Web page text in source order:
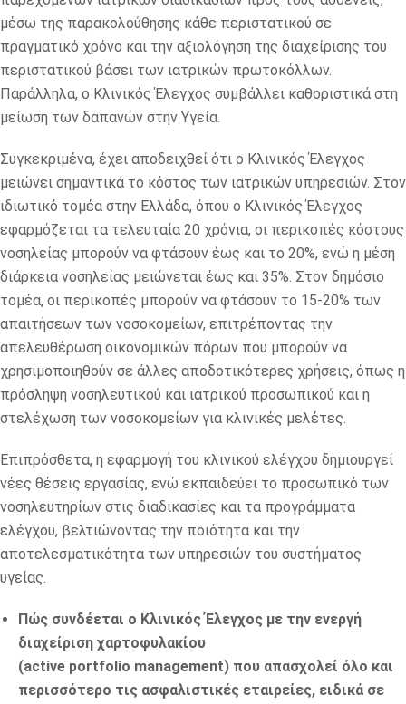
μέσω της παρακολούθησης κάθε περιστατικού σε
πραγματικό χρόνο και την αξιολόγηση της διαχείρισης του
περιστατικού βάσει των ιατρικών πρωτοκόλλων.
Παράλληλα, ο Κλινικός Έλεγχος συμβάλλει καθοριστικά στη
μείωση των δαπανών στην Υγεία.
Συγκεκριμένα, έχει αποδειχθεί ότι ο Κλινικός Έλεγχος
μειώνει σημαντικά το κόστος των ιατρικών υπηρεσιών. Στον
ιδιωτικό τομέα στην Ελλάδα, όπου ο Κλινικός Έλεγχος
εφαρμόζεται τα τελευταία 20 χρόνια, οι περικοπές κόστους
νοσηλείας μπορούν να φτάσουν έως και το 20%, ενώ η μέση
διάρκεια νοσηλείας μειώνεται έως και 35%. Στον δημόσιο
τομέα, οι περικοπές μπορούν να φτάσουν το 15-20% των
απαιτήσεων των νοσοκομείων, επιτρέποντας την
απελευθέρωση οικονομικών πόρων που μπορούν να
χρησιμοποιηθούν σε άλλες αποδοτικότερες χρήσεις, όπως η
πρόσληψη νοσηλευτικού και ιατρικού προσωπικού και η
στελέχωση των νοσοκομείων για κλινικές μελέτες.
Επιπρόσθετα, η εφαρμογή του κλινικού ελέγχου δημιουργεί
νέες θέσεις εργασίας, ενώ εκπαιδεύει το προσωπικό των
νοσηλευτηρίων στις διαδικασίες και τα προγράμματα
ελέγχου, βελτιώνοντας την ποιότητα και την
αποτελεσματικότητα των υπηρεσιών του συστήματος
υγείας.
Πώς συνδέεται ο Κλινικός Έλεγχος με την ενεργή
διαχείριση χαρτοφυλακίου
(active portfolio management) που απασχολεί όλο και
περισσότερο τις ασφαλιστικές εταιρείες, ειδικά σε